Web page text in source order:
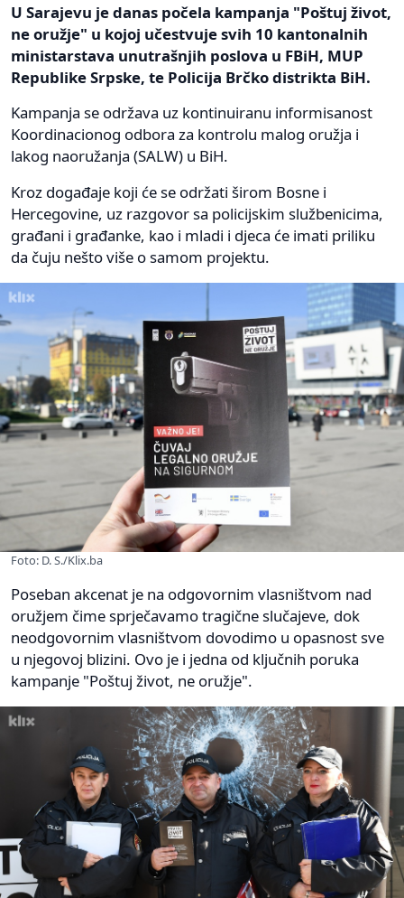
U Sarajevu je danas počela kampanja "Poštuj život,
ne oružje" u kojoj učestvuje svih 10 kantonalnih
ministarstava unutrašnjih poslova u FBiH, MUP
Republike Srpske, te Policija Brčko distrikta BiH.
Kampanja se održava uz kontinuiranu informisanost
Koordinacionog odbora za kontrolu malog oružja i
lakog naoružanja (SALW) u BiH.
Kroz događaje koji će se održati širom Bosne i
Hercegovine, uz razgovor sa policijskim službenicima,
građani i građanke, kao i mladi i djeca će imati priliku
da čuju nešto više o samom projektu.
Foto: D. S./Klix.ba
Poseban akcenat je na odgovornim vlasništvom nad
oružjem čime sprječavamo tragične slučajeve, dok
neodgovornim vlasništvom dovodimo u opasnost sve
u njegovoj blizini. Ovo je i jedna od ključnih poruka
kampanje "Poštuj život, ne oružje".